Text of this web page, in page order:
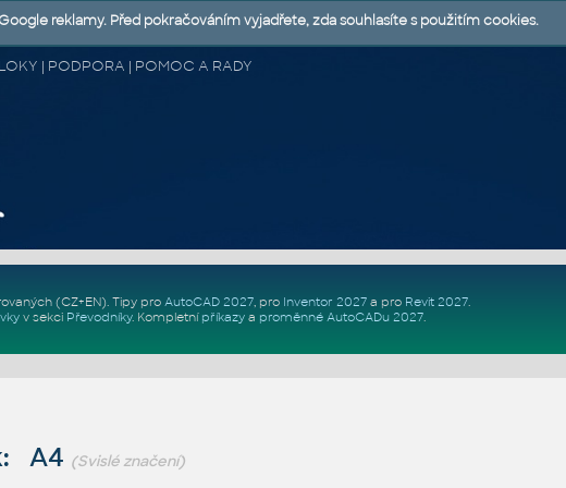
| PODPORA | POMOC A RADY
(CZ+EN). Tipy pro AutoCAD 2027, pro Inventor 2027a pro Revit 2027.
v sekci Převodníky. Kompletní příkazya proměnné AutoCADu 2027.
A4 (Svislé značení)
reklamy. Před pokračováním vyjadřete, zda souhlasíte s použitím cookies.